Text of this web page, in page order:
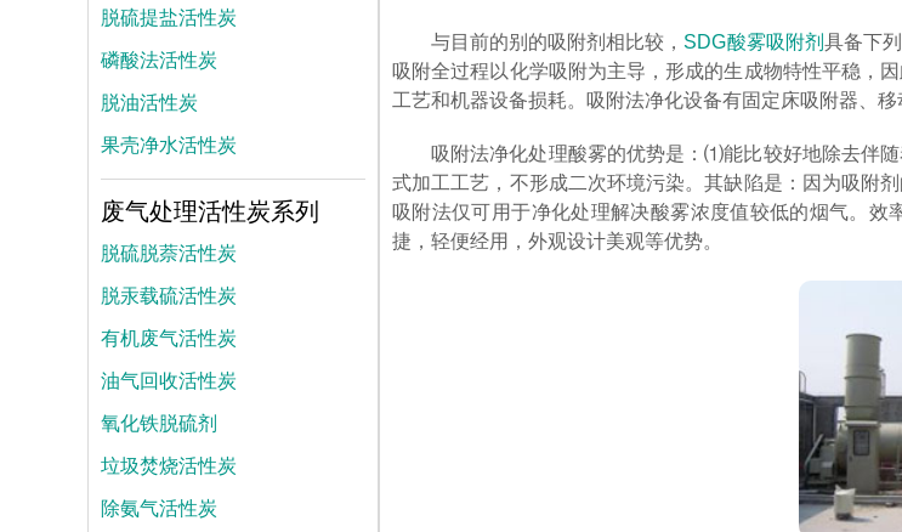
与目前的别的吸附剂相比较， SDG酸雾吸附剂 具备下
吸附全过程以化学吸附为主导，形成的生成物特性平稳，
工艺和机器设备损耗。吸附法净化设备有固定床吸附器、移
吸附法净化处理酸雾的优势是：⑴能比较好地除去伴
式加工工艺，不形成二次环境污染。其缺陷是：因为吸附
吸附法仅可用于净化处理解决酸雾浓度值较低的烟气。
捷，轻便经用，外观设计美观等优势。
脱硫提盐活性炭
磷酸法活性炭
脱油活性炭
果壳净水活性炭
废气处理活性炭系列
脱硫脱萘活性炭
脱汞载硫活性炭
有机废气活性炭
油气回收活性炭
氧化铁脱硫剂
垃圾焚烧活性炭
除氨气活性炭